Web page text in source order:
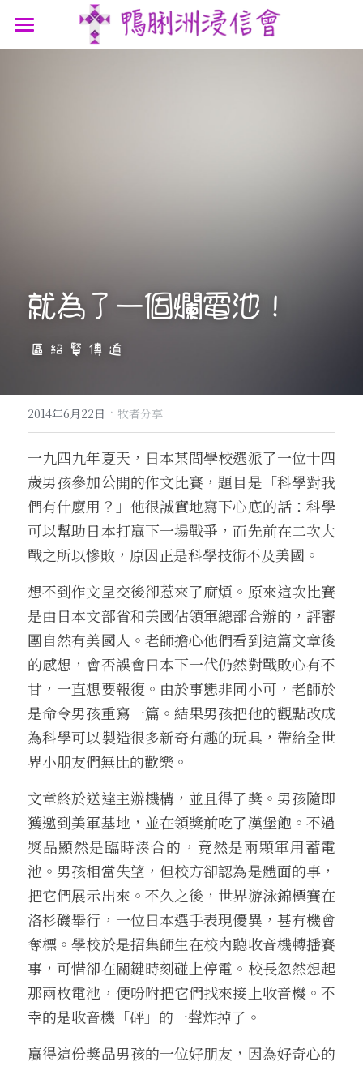
最新消息
就為了一個爛電池！
區紹賢傳道
2014年6月22日 · 牧者分享
一九四九年夏天，日本某間學校選派了一位十四
歲男孩參加公開的作文比賽，題目是「科學對我
們有什麼用？」他很誠實地寫下心底的話：科學
可以幫助日本打贏下一場戰爭，而先前在二次大
戰之所以慘敗，原因正是科學技術不及美國。
想不到作文呈交後卻惹來了麻煩。原來這次比賽
是由日本文部省和美國佔領軍總部合辦的，評審
團自然有美國人。老師擔心他們看到這篇文章後
的感想，會否誤會日本下一代仍然對戰敗心有不
甘，一直想要報復。由於事態非同小可，老師於
是命令男孩重寫一篇。結果男孩把他的觀點改成
為科學可以製造很多新奇有趣的玩具，帶給全世
界小朋友們無比的歡樂。
文章終於送達主辦機構，並且得了獎。男孩隨即
獲邀到美軍基地，並在領獎前吃了漢堡飽。不過
獎品顯然是臨時湊合的，竟然是兩顆軍用蓄電
池。男孩相當失望，但校方卻認為是體面的事，
把它們展示出來。不久之後，世界游泳錦標賽在
洛杉磯舉行，一位日本選手表現優異，甚有機會
奪標。學校於是招集師生在校內聽收音機轉播賽
事，可惜卻在關鍵時刻碰上停電。校長忽然想起
那兩枚電池，便吩咐把它們找來接上收音機。不
幸的是收音機「砰」的一聲炸掉了。
贏得這份獎品男孩的一位好朋友，因為好奇心的